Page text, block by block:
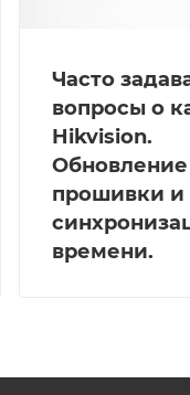
Часто
вопросы о
Hikvision.
Обновление
прошивки и
времени.